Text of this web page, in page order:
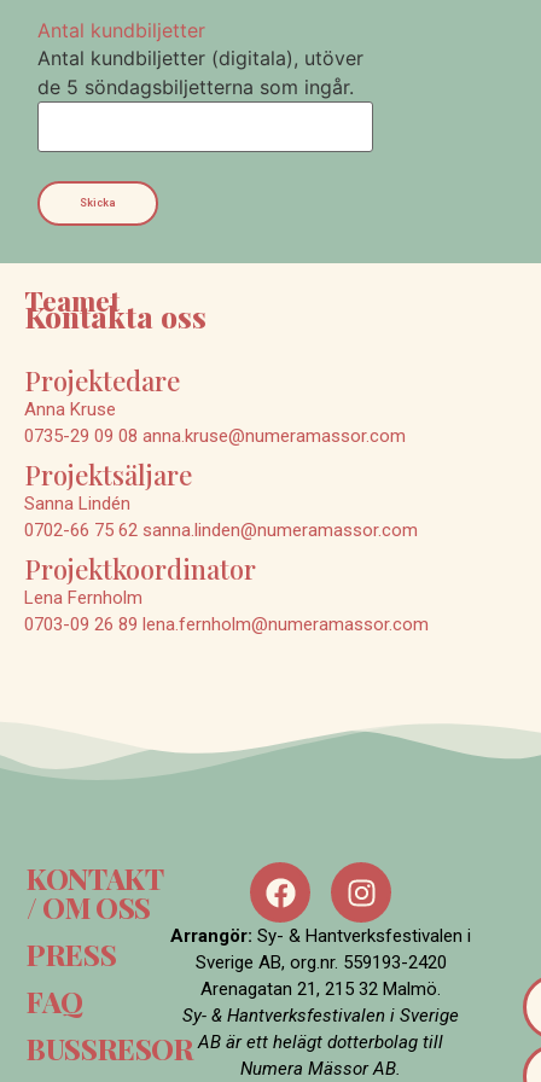
Antal kundbiljetter
Antal kundbiljetter (digitala), utöver
de 5 söndagsbiljetterna som ingår.
Teamet
Kontakta oss
Projektedare
Anna Kruse
0735-29 09 08 anna.kruse@numeramassor.com
Projektsäljare
Sanna Lindén
0702-66 75 62 sanna.linden@numeramassor.com
Projektkoordinator
Lena Fernholm
0703-09 26 89 lena.fernholm@numeramassor.com
KONTAKT
/ OM OSS
PRESS
FAQ
BUSSRESOR
Arrangör: Sy- & Hantverksfestivalen i
Sverige AB, org.nr. 559193-2420
Arenagatan 21, 215 32 Malmö.
Sy- & Hantverksfestivalen i Sverige
AB är ett helägt dotterbolag till
Numera Mässor AB.